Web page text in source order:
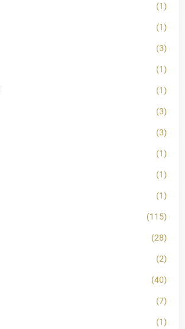
(1)
(1)
(3)
(1)
(1)
(3)
(3)
(1)
(1)
(1)
(115)
(28)
(2)
(40)
(7)
(1)